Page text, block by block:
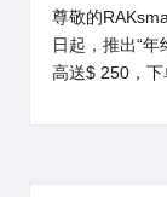
尊敬的
日起，推出“
高送$ 250，